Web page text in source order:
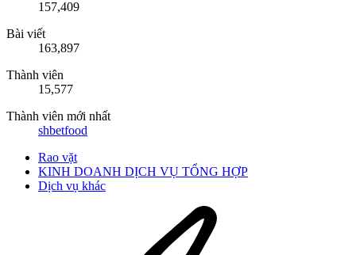
157,409
Bài viết
163,897
Thành viên
15,577
Thành viên mới nhất
shbetfood
Rao vặt
KINH DOANH DỊCH VỤ TỔNG HỢP
Dịch vụ khác